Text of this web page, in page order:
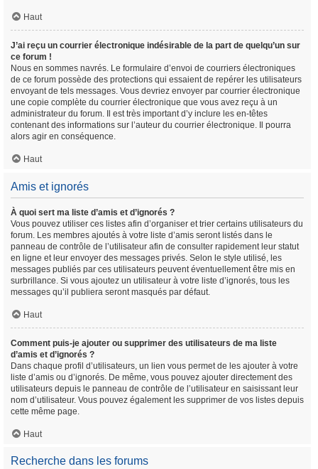
Haut
J’ai reçu un courrier électronique indésirable de la part de quelqu’un sur
ce forum !
Nous en sommes navrés. Le formulaire d’envoi de courriers électroniques
de ce forum possède des protections qui essaient de repérer les utilisateurs
envoyant de tels messages. Vous devriez envoyer par courrier électronique
une copie complète du courrier électronique que vous avez reçu à un
administrateur du forum. Il est très important d’y inclure les en-têtes
contenant des informations sur l’auteur du courrier électronique. Il pourra
alors agir en conséquence.
Haut
Amis et ignorés
À quoi sert ma liste d’amis et d’ignorés ?
Vous pouvez utiliser ces listes afin d’organiser et trier certains utilisateurs du
forum. Les membres ajoutés à votre liste d’amis seront listés dans le
panneau de contrôle de l’utilisateur afin de consulter rapidement leur statut
en ligne et leur envoyer des messages privés. Selon le style utilisé, les
messages publiés par ces utilisateurs peuvent éventuellement être mis en
surbrillance. Si vous ajoutez un utilisateur à votre liste d’ignorés, tous les
messages qu’il publiera seront masqués par défaut.
Haut
Comment puis-je ajouter ou supprimer des utilisateurs de ma liste
d’amis et d’ignorés ?
Dans chaque profil d’utilisateurs, un lien vous permet de les ajouter à votre
liste d’amis ou d’ignorés. De même, vous pouvez ajouter directement des
utilisateurs depuis le panneau de contrôle de l’utilisateur en saisissant leur
nom d’utilisateur. Vous pouvez également les supprimer de vos listes depuis
cette même page.
Haut
Recherche dans les forums